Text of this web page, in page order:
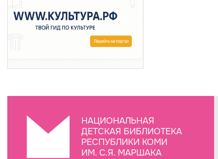
НАЦИОНАЛЬНАЯ
ДЕТСКАЯ БИБЛИОТЕКА
РЕСПУБЛИКИ КОМИ
ИМ. С.Я. МАРШАКА